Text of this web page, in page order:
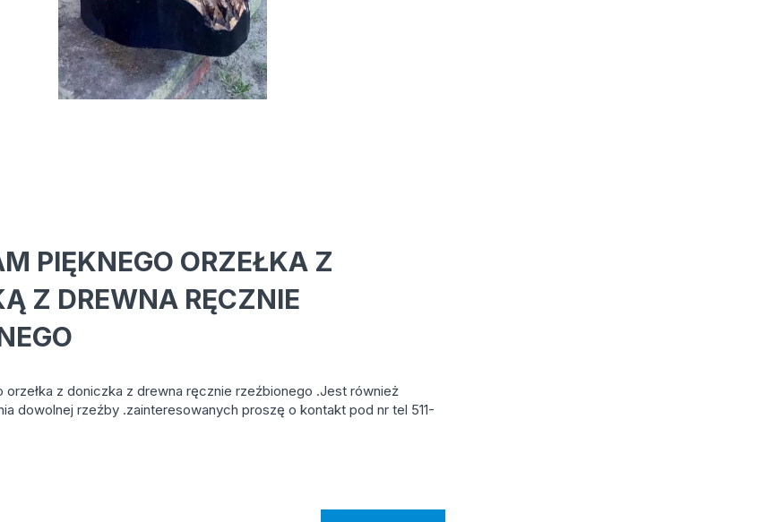
PIĘKNEGO ORZEŁKA Z
Z DREWNA RĘCZNIE
orzełka z doniczka z drewna ręcznie rzeźbionego .Jest również
dowolnej rzeźby .zainteresowanych proszę o kontakt pod nr tel 511-